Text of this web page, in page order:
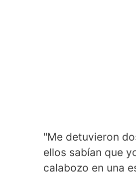
"Me detuvieron
ellos sabían que
calabozo en una